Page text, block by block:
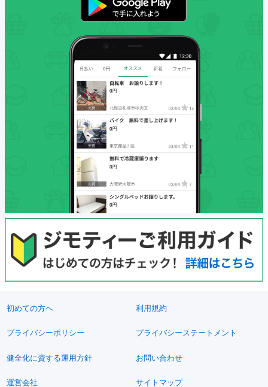
初めての方へ 利用規約
プライバシーポリシー プライバシーステートメント
健全化に資する運用方針 お問い合わせ
運営会社 サイトマップ